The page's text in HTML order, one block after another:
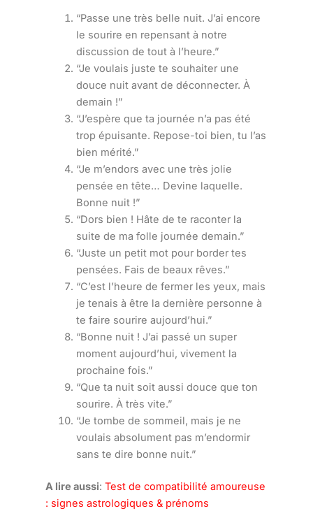
“Passe une très belle nuit. J’ai encore
le sourire en repensant à notre
discussion de tout à l’heure.”
“Je voulais juste te souhaiter une
douce nuit avant de déconnecter. À
demain !”
“J’espère que ta journée n’a pas été
trop épuisante. Repose-toi bien, tu l’as
bien mérité.”
“Je m’endors avec une très jolie
pensée en tête… Devine laquelle.
Bonne nuit !”
“Dors bien ! Hâte de te raconter la
suite de ma folle journée demain.”
“Juste un petit mot pour border tes
pensées. Fais de beaux rêves.”
“C’est l’heure de fermer les yeux, mais
je tenais à être la dernière personne à
te faire sourire aujourd’hui.”
“Bonne nuit ! J’ai passé un super
moment aujourd’hui, vivement la
prochaine fois.”
“Que ta nuit soit aussi douce que ton
sourire. À très vite.”
“Je tombe de sommeil, mais je ne
voulais absolument pas m’endormir
sans te dire bonne nuit.”
A lire aussi: Test de compatibilité amoureuse
: signes astrologiques & prénoms